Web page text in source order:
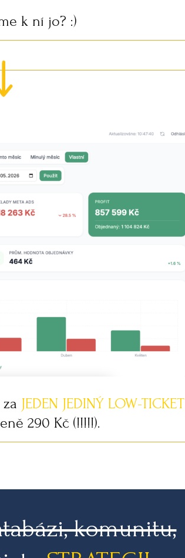
k ní jo? :)
JEDEN JEDINÝ LOW-TICKET
290 Kč (!!!!!).
komunitu,